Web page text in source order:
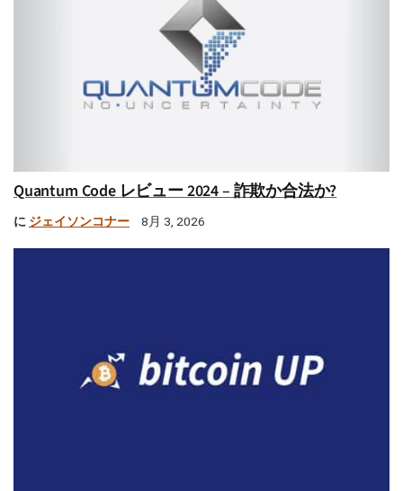
Quantum Code レビュー 2024 – 詐欺か合法か?
に ジェイソンコナー 8月 3, 2026